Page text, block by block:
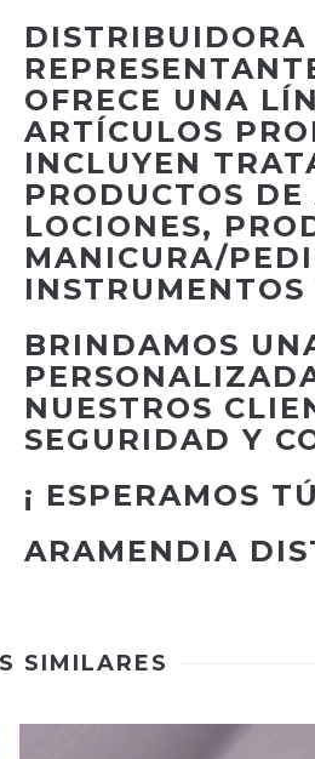
OFRECE UNA
ARTÍCULOS
INCLUYEN
PRODUCTOS
LOCIONES,
MANICURA/
BRINDAMOS
NUESTROS
SEGURIDAD Y
¡ ESPERAMOS
ARAMENDIA
SIMILARES